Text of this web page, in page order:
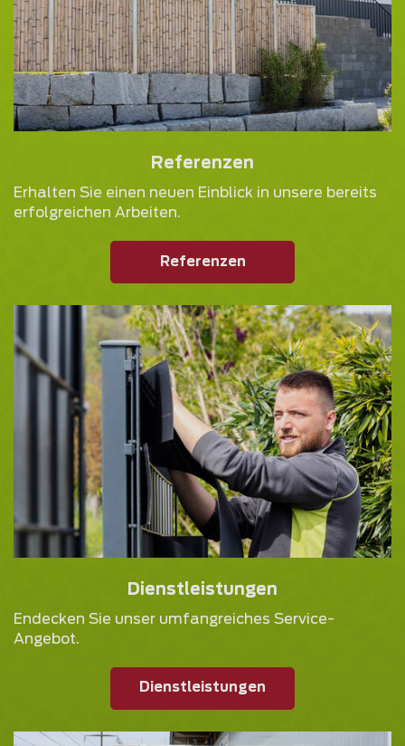
Referenzen
Erhalten Sie einen neuen Einblick in unsere bereits
erfolgreichen Arbeiten.
Referenzen
Dienstleistungen
Endecken Sie unser umfangreiches Service-
Angebot.
Dienstleistungen